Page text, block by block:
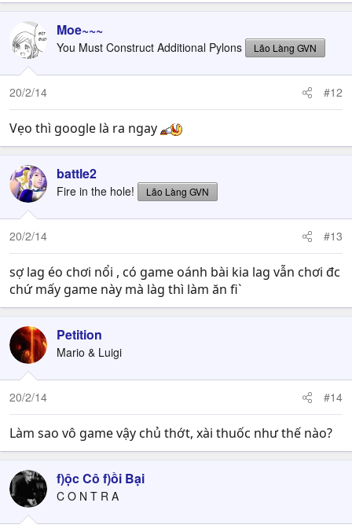
Moe~~~
You Must Construct Additional Pylons Lão Làng GVN
20/2/14 #12
Vẹo thì google là ra ngay
battle2
Fire in the hole! Lão Làng GVN
20/2/14 #13
sợ lag éo chơi nổi , có game oánh bài kia lag vẫn chơi đc
chứ mấy game này mà làg thì làm ăn fi`
Petition
Mario & Luigi
20/2/14 #14
Làm sao vô game vậy chủ thớt, xài thuốc như thế nào?
f)ộc Cô f)ồi Bại
C O N T R A